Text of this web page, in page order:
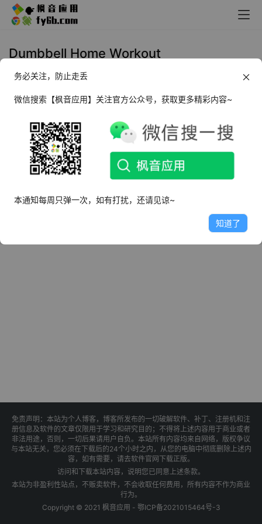
Dumbbell Home Workout
Workout_v5.06
2025年3月14日
免责声明：本站为个人博客，博客所发布的一切破解软件、补丁、注册机和注
册信息及软件的文章仅限用于学习和研究目的；不得将上述内容用于商业或者
非法用途，否则，一切后果请用户自负。本站所有内容均来自网络，版权争议
与本站无关，您必须在下载后的24个小时之内，从您的电脑中彻底删除上述内
容，如有需要，请去软件官网下载正版。
访问和下载本站内容，说明您已同意上述条款。
本站为非盈利性站点，不贩卖软件，不会收取任何费用，所有内容不作为商业
行为。
Copyright © 2021 枫音应用 - 鄂ICP备2021015464号-3
务必关注，防止走丢
微信搜索【枫音应用】关注官方公众号，获取更多精彩内容~
本通知每周只弹一次，如有打扰，还请见谅~
知道了